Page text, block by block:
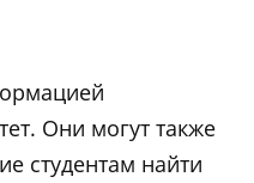
Они могут также
студентам найти